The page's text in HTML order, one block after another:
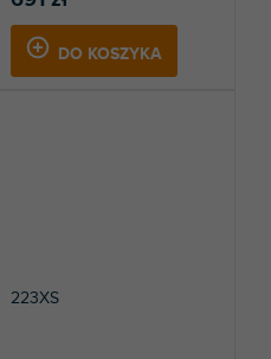
DO KOSZYKA
223XS